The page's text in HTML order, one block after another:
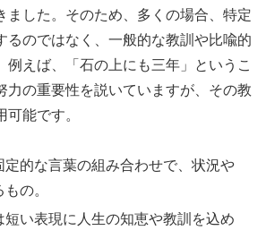
ました。そのため、多くの場合、特定
るのではなく、一般的な教訓や比喩的
例えば、「石の上にも三年」というこ
力の重要性を説いていますが、その教
可能です。
定的な言葉の組み合わせで、状況や
の。
短い表現に人生の知恵や教訓を込め